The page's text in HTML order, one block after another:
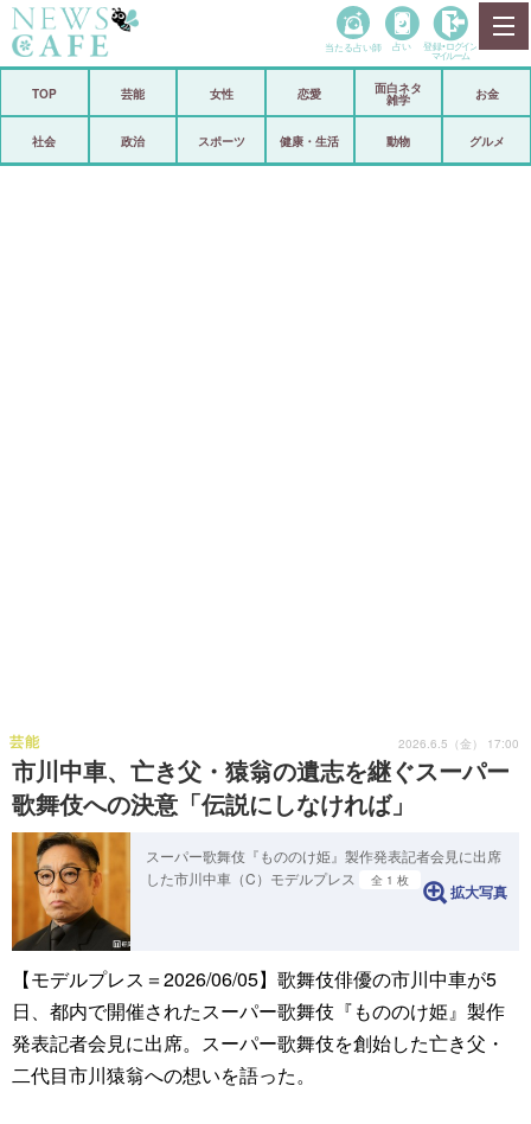
政治
当たる占い師 占い 登録• ログイン
マイルーム
TOP 芸能 女性 恋愛
面白ネタ
雑学
お金
社会 政治 スポーツ 健康・生活 動物 グルメ
市川中車、亡き父・猿翁の遺志を継ぐスーパー
歌舞伎への決意「伝説にしなければ」
芸能 2026.6.5（金） 17:00
スーパー歌舞伎『もののけ姫』製作発表記者会見に出席
した市川中車（C）モデルプレス
全 1 枚
拡大写真
【モデルプレス＝2026/06/05】歌舞伎俳優の市川中車が5
日、都内で開催されたスーパー歌舞伎『もののけ姫』製作
発表記者会見に出席。スーパー歌舞伎を創始した亡き父・
二代目市川猿翁への想いを語った。